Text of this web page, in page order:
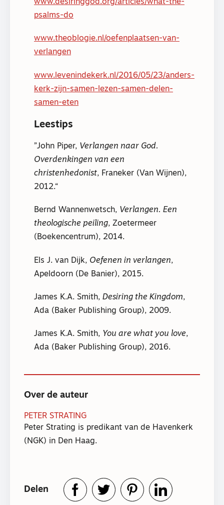
www.desiringgod.org/articles/what-the-
psalms-do
www.theoblogie.nl/oefenplaatsen-van-
verlangen
www.levenindekerk.nl/2016/05/23/anders-
kerk-zijn-samen-lezen-samen-delen-
samen-eten
Leestips
John Piper, Verlangen naar God.
Overdenkingen van een
christenhedonist, Franeker (Van Wijnen),
2012.
Bernd Wannenwetsch, Verlangen. Een
theologische peiling, Zoetermeer
(Boekencentrum), 2014.
Els J. van Dijk, Oefenen in verlangen,
Apeldoorn (De Banier), 2015.
James K.A. Smith, Desiring the Kingdom,
Ada (Baker Publishing Group), 2009.
James K.A. Smith, You are what you love,
Ada (Baker Publishing Group), 2016.
Over de auteur
PETER STRATING
Peter Strating is predikant van de Havenkerk
(NGK) in Den Haag.
Delen